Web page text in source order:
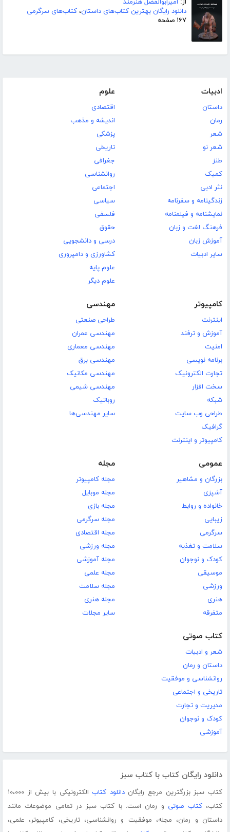
از: امیرابوالفضل هنرمند
دانلود رایگان بهترین کتاب‌های داستان، کتاب‌های سرگرمی
۱۶۷ صفحه
ادبیات
داستان
رمان
شعر
شعر نو
طنز
کمیک
نثر ادبی
زندگینامه و سفرنامه
نمایشنامه و فیلمنامه
فرهنگ لغت و زبان
آموزش زبان
سایر ادبیات
علوم
اقتصادی
اندیشه و مذهب
پزشکی
تاریخی
جغرافی
روانشناسی
اجتماعی
سیاسی
فلسفی
حقوق
درسی و دانشجویی
کشاورزی و دامپروری
علوم پایه
علوم دیگر
کامپیوتر
اینترنت
آموزش و ترفند
امنیت
برنامه نویسی
تجارت الکترونیک
سخت افزار
شبکه
طراحی وب سایت
گرافیک
کامپیوتر و اینترنت
مهندسی
طراحی صنعتی
مهندسی عمران
مهندسی معماری
مهندسی برق
مهندسی مکانیک
مهندسی شیمی
روباتیک
سایر مهندسی‌ها
عمومی
بزرگان و مشاهیر
آشپزی
خانواده و روابط
زیبایی
سرگرمی
سلامت و تغذیه
کودک و نوجوان
موسیقی
ورزشی
هنری
متفرقه
مجله
مجله کامپیوتر
مجله موبایل
مجله بازی
مجله سرگرمی
مجله اقتصادی
مجله ورزشی
مجله آموزشی
مجله علمی
مجله سلامت
مجله هنری
سایر مجلات
کتاب صوتی
شعر و ادبیات
داستان و رمان
روانشناسی و موفقیت
تاریخی و اجتماعی
مدیریت و تجارت
کودک و نوجوان
آموزشی
دانلود رایگان کتاب با کتاب سبز
کتاب سبز بزرگترین مرجع رایگاندانلود کتاب
الکترونیکی با بیش از ۱۰،۰۰۰
کتاب،کتاب صوتی و رمان است. با کتاب سبز در تمامی موضوعات مانند
داستان و رمان، مجله، موفقیت و روانشناسی، تاریخی، کامپیوتر، علمی،